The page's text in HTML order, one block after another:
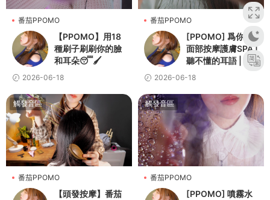
番茄PPOMO
【PPOMO】用18
種刷子刷刷你的臉
和耳朵😴🖌️
2026-06-18
番茄PPOMO
[PPOMO] 爲你做
面部按摩護膚SPA |
聽不懂的耳語 | 個
人關注
2026-06-18
觸發音區
番茄PPOMO
【頭發按摩】番茄
觸發音區
番茄PPOMO
[PPOMO] 噴霧水